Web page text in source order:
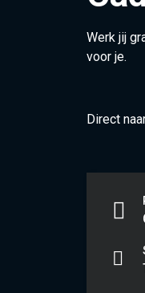
Werk jij
voor je.
Direct